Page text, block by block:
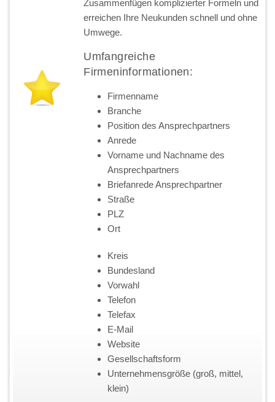
Zusammenfügen komplizierter Formeln und
erreichen Ihre Neukunden schnell und ohne
Umwege.
Umfangreiche
Firmeninformationen:
Firmenname
Branche
Position des Ansprechpartners
Anrede
Vorname und Nachname des
Ansprechpartners
Briefanrede Ansprechpartner
Straße
PLZ
Ort
Kreis
Bundesland
Vorwahl
Telefon
Telefax
E-Mail
Website
Gesellschaftsform
Unternehmensgröße (groß, mittel,
klein)